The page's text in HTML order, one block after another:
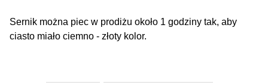
Sernik można piec w prodiżu około 1 godziny tak, aby
ciasto miało ciemno - złoty kolor.